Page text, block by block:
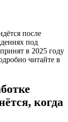
после
под
в 2025 году
читайте в
когда